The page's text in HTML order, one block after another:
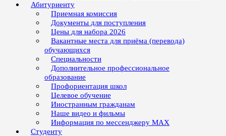
Абитуриенту
Приемная комиссия
Документы для поступления
Цены для набора 2026
Вакантные места для приёма (перевода)
обучающихся
Специальности
Дополнительное профессиональное
образование
Профориентация школ
Целевое обучение
Иностранным гражданам
Наше видео и фильмы
Информация по мессенджеру MAX
Студенту